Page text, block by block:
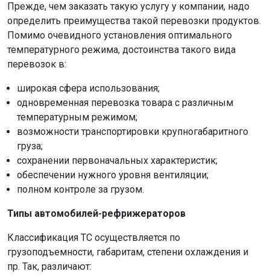
Прежде, чем заказать такую услугу у компании, надо
определить преимущества такой перевозки продуктов.
Помимо очевидного установления оптимального
температурного режима, достоинства такого вида
перевозок в:
широкая сфера использования;
одновременная перевозка товара с различным
температурным режимом;
возможности транспортировки крупногабаритного
груза;
сохранении первоначальных характеристик;
обеспечении нужного уровня вентиляции;
полном контроле за грузом.
Типы автомобилей-рефрижераторов
Классификация ТС осуществляется по
грузоподъемности, габаритам, степени охлаждения и
пр. Так, различают: